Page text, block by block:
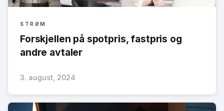
STRØM
Forskjellen på spotpris, fastpris og
andre avtaler
3. august, 2024